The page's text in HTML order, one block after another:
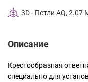
3D - Петли AQ, 2.07
Описание
Крестообразная
специально для